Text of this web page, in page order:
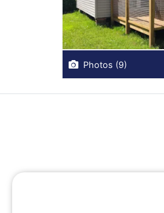
Photos (9)